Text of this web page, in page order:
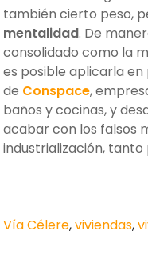
también cierto peso,
mentalidad. De
consolidado como la
es posible aplicarla
de Conspace,
baños y cocinas, y
acabar con los falsos
industrialización,
Vía Célere,viviendas,